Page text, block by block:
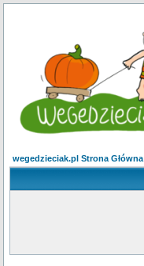
wegedzieciak.pl Strona Główna